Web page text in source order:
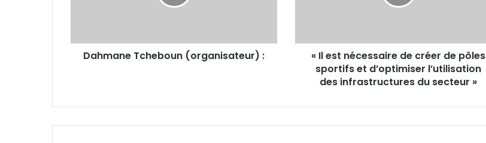
Dahmane Tcheboun (organisateur) :
sportifs
d’optimiser
l’utilisation
« Il est nécessaire de créer de pôles
sportifs et d’optimiser l’utilisation
des infrastructures du secteur »